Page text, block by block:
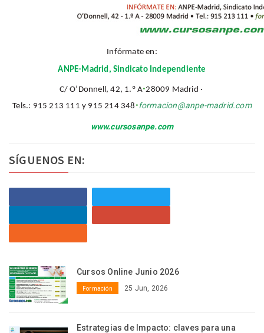
Infórmate en:
ANPE-Madrid, Sindicato Independiente
C/ O’Donnell, 42, 1.º A·28009 Madrid ·
Tels.: 915 213 111 y 915 214 348 ·formacion@anpe-madrid.com
www.cursosanpe.com
SÍGUENOS EN:
Cursos Online Junio 2026
Formación 25 Jun, 2026
Estrategias de Impacto: claves para una